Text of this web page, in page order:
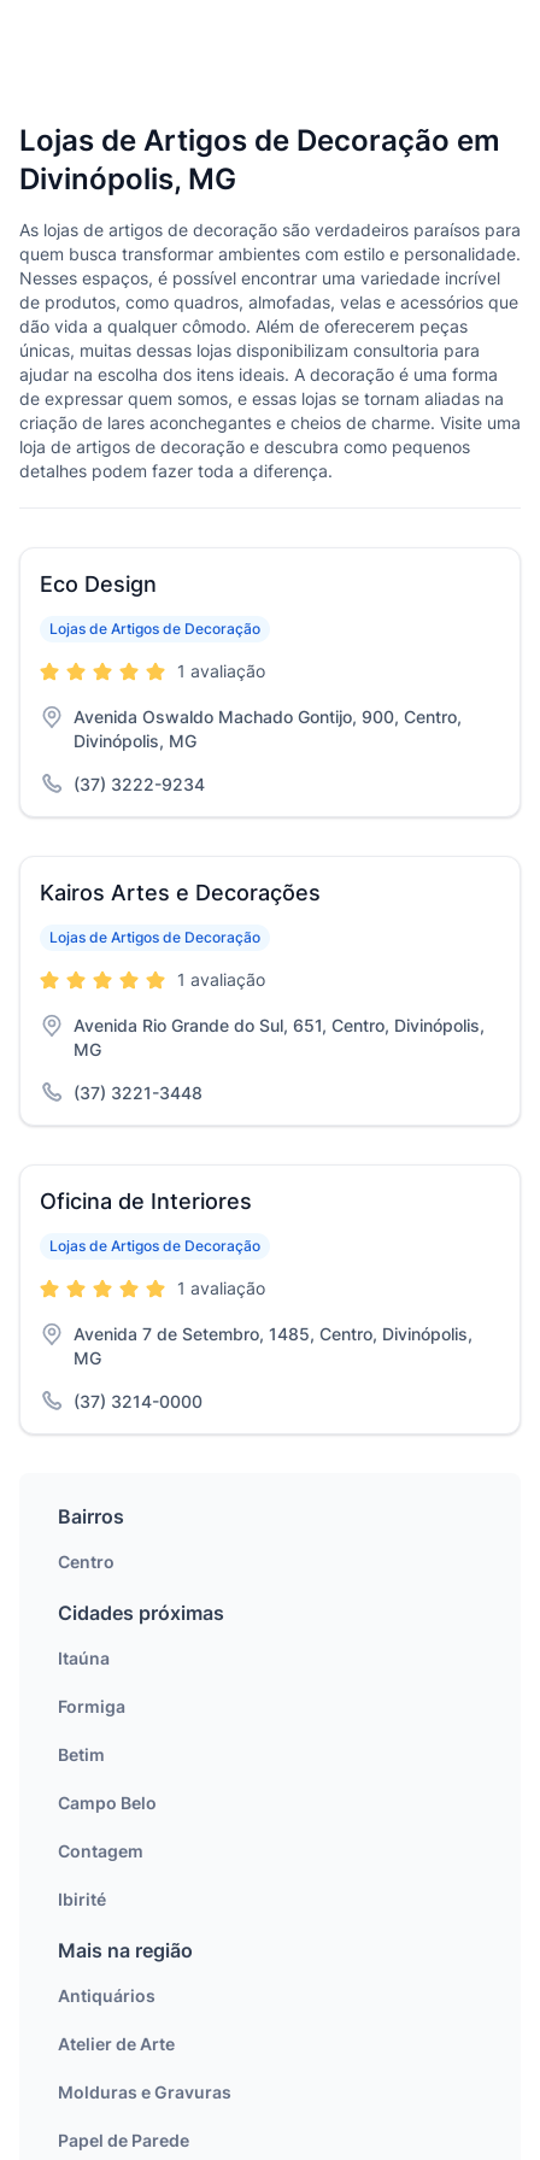
Lojas de Artigos de Decoração em
Divinópolis, MG
As lojas de artigos de decoração são verdadeiros paraísos para
quem busca transformar ambientes com estilo e personalidade.
Nesses espaços, é possível encontrar uma variedade incrível
de produtos, como quadros, almofadas, velas e acessórios que
dão vida a qualquer cômodo. Além de oferecerem peças
únicas, muitas dessas lojas disponibilizam consultoria para
ajudar na escolha dos itens ideais. A decoração é uma forma
de expressar quem somos, e essas lojas se tornam aliadas na
criação de lares aconchegantes e cheios de charme. Visite uma
loja de artigos de decoração e descubra como pequenos
detalhes podem fazer toda a diferença.
Eco Design
Lojas de Artigos de Decoração
1 avaliação
Avenida Oswaldo Machado Gontijo, 900, Centro,
Divinópolis, MG
(37) 3222-9234
Kairos Artes e Decorações
Lojas de Artigos de Decoração
1 avaliação
Avenida Rio Grande do Sul, 651, Centro, Divinópolis,
MG
(37) 3221-3448
Oficina de Interiores
Lojas de Artigos de Decoração
1 avaliação
Avenida 7 de Setembro, 1485, Centro, Divinópolis,
MG
(37) 3214-0000
Bairros
Centro
Cidades próximas
Itaúna
Formiga
Betim
Campo Belo
Contagem
Ibirité
Mais na região
Antiquários
Atelier de Arte
Molduras e Gravuras
Papel de Parede